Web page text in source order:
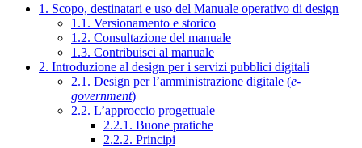
1. Scopo, destinatari e uso del Manuale operativo di design
1.1. Versionamento e storico
1.2. Consultazione del manuale
1.3. Contribuisci al manuale
2. Introduzione al design per i servizi pubblici digitali
2.1. Design per l’amministrazione digitale (e-
government)
2.2. L’approccio progettuale
2.2.1. Buone pratiche
2.2.2. Principi